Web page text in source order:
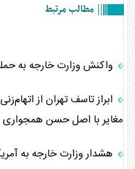
مطالب مرتبط
واکنش وزارت خارجه به
ابراز تاسف تهران از
مغایر با اصل حسن
هشدار وزارت خارجه به